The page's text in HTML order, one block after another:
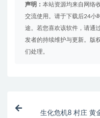
声明： 本站资源均来自网络
交流使用。请于下载后24小
途。若您喜欢该软件，请通
发者的持续维护与更新。版
们处理。
生化危机8 村庄 黄